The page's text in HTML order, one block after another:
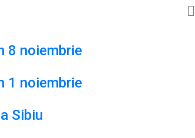
8 noiembrie
1 noiembrie
Sibiu